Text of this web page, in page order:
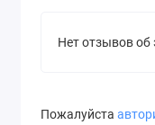
Нет отзывов об
Пожалуйста